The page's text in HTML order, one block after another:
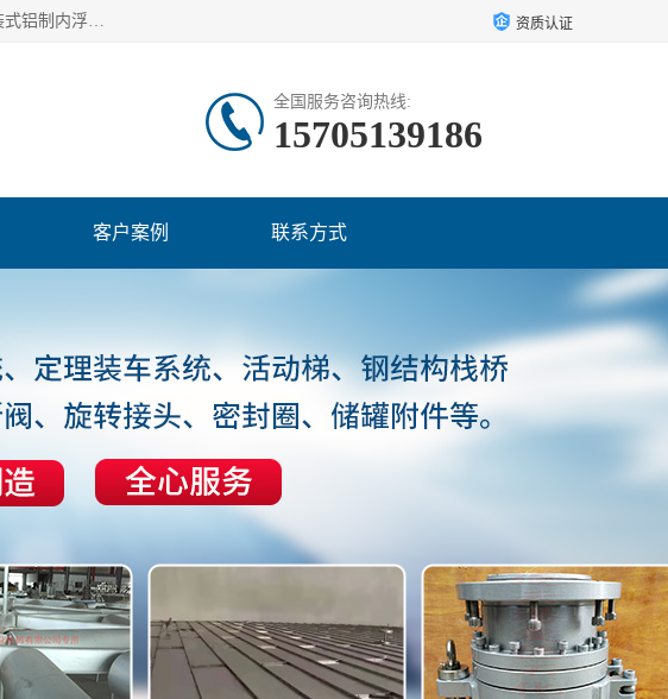
连云港爱德石化机械有限公司主要产品有：鹤管、旋转接头、密封圈、输油臂、储运定量装车系统及油气回收，组装式铝制内浮盘及油罐附件、钢结构栈桥/平台、活动梯、紧急脱离拉断阀等。完备的制造和检测手段以及高素质的员工确保了产品的质量。 资质认证
全国服务咨询热线:
15705139186
客户案例 联系方式